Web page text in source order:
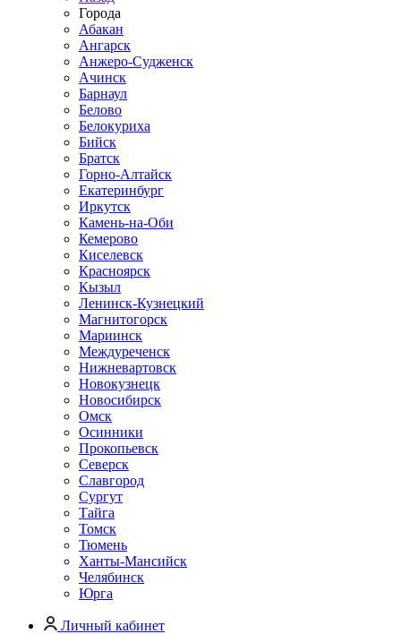
Города
Абакан
Ангарск
Анжеро-Судженск
Ачинск
Барнаул
Белово
Белокуриха
Бийск
Братск
Горно-Алтайск
Екатеринбург
Иркутск
Камень-на-Оби
Кемерово
Киселевск
Красноярск
Кызыл
Ленинск-Кузнецкий
Магнитогорск
Мариинск
Междуреченск
Нижневартовск
Новокузнецк
Новосибирск
Омск
Осинники
Прокопьевск
Северск
Славгород
Сургут
Тайга
Томск
Тюмень
Ханты-Мансийск
Челябинск
Юрга
Личный кабинет